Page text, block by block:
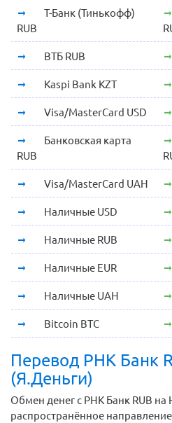
Т-Банк (Тинькофф)
RUB
ВТБ RUB
Kaspi Bank KZT
Visa/MasterCard USD
Банковская карта
RUB
Visa/MasterCard UAH
Наличные USD
Наличные RUB
Наличные EUR
Наличные UAH
Bitcoin BTC
Перевод РНК Банк
(Я.Деньги)
Обмен денег с РНК Банк RUB
распространённое